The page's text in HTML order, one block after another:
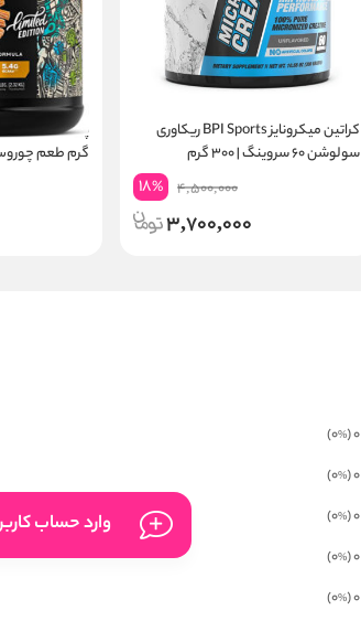
کراتین میکرونایز BPI Sports ریکاوری
سولوشن ۶۰ سروینگ | ۳۰۰ گرم
4,500,000
18%
3,700,000
گرم طعم چوروس | ۲۴ گرم
0
(0
%
)
0
(0
%
)
0
(0
%
)
0
(0
%
)
0
(0
%
)
وارد حساب